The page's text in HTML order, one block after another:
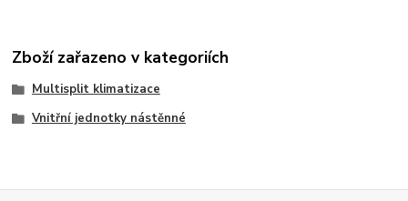
Zboží zařazeno v kategoriích
Multisplit klimatizace
Vnitřní jednotky nástěnné